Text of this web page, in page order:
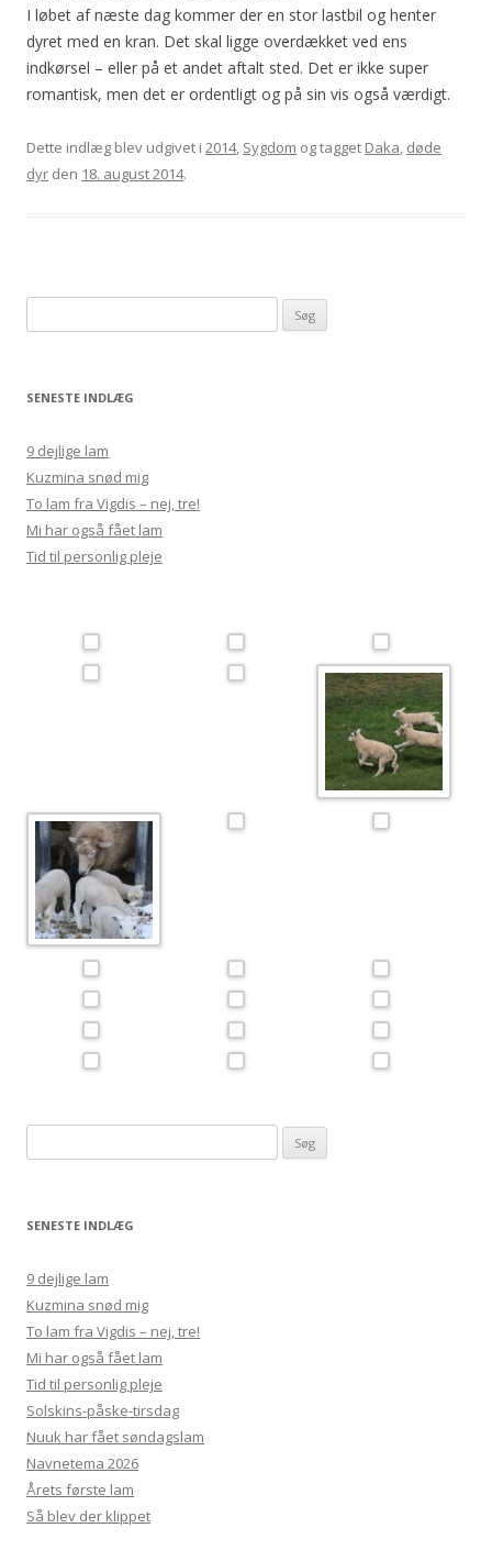
I løbet af næste dag kommer der en stor lastbil og henter
dyret med en kran. Det skal ligge overdækket ved ens
indkørsel – eller på et andet aftalt sted. Det er ikke super
romantisk, men det er ordentligt og på sin vis også værdigt.
Dette indlæg blev udgivet i 2014, Sygdom og tagget Daka, døde
dyr den 18. august 2014.
efter:
SENESTE INDLÆG
9 dejlige lam
Kuzmina snød mig
To lam fra Vigdis – nej, tre!
Mi har også fået lam
Tid til personlig pleje
efter:
SENESTE INDLÆG
9 dejlige lam
Kuzmina snød mig
To lam fra Vigdis – nej, tre!
Mi har også fået lam
Tid til personlig pleje
Solskins-påske-tirsdag
Nuuk har fået søndagslam
Navnetema 2026
Årets første lam
Så blev der klippet